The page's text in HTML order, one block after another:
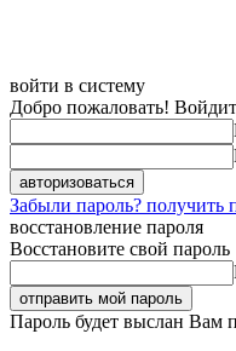
войти в систему
Добро пожаловать!
Забыли пароль? получить
восстановление пароля
Восстановите свой пароль
Пароль будет выслан Вам